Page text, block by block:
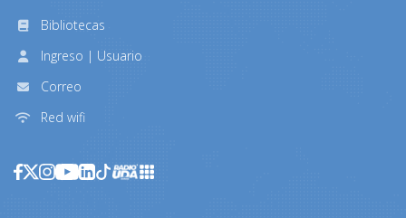
Bibliotecas
Ingreso | Usuario
Correo
Red wifi